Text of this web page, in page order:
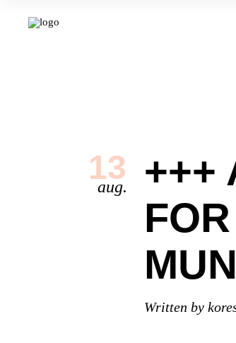
13
aug.
+++
Written by